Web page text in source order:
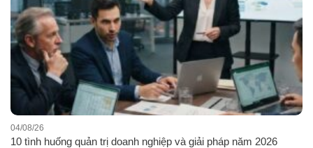
10 tình huống quản trị doanh nghiệp và giải pháp năm 2026
04/08/26